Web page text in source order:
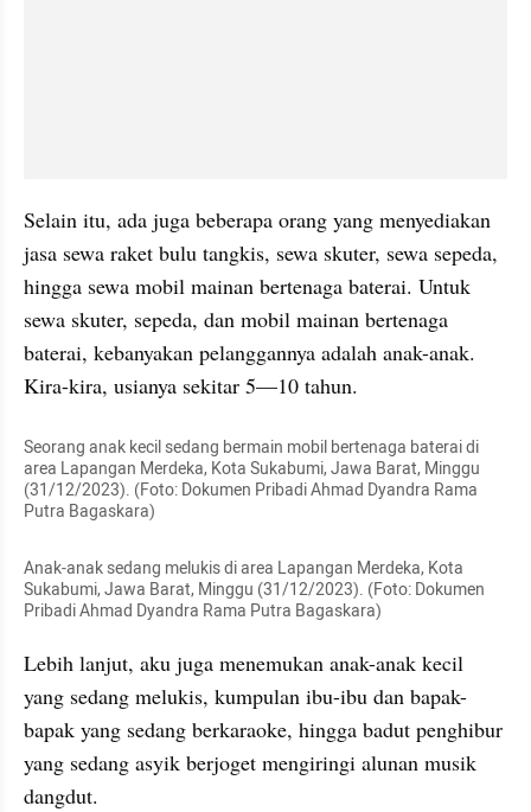
Selain itu, ada juga beberapa orang yang menyediakan
jasa sewa raket bulu tangkis, sewa skuter, sewa sepeda,
hingga sewa mobil mainan bertenaga baterai. Untuk
sewa skuter, sepeda, dan mobil mainan bertenaga
baterai, kebanyakan pelanggannya adalah anak-anak.
Kira-kira, usianya sekitar 5—10 tahun.
Seorang anak kecil sedang bermain mobil bertenaga baterai di
area Lapangan Merdeka, Kota Sukabumi, Jawa Barat, Minggu
(31/12/2023). (Foto: Dokumen Pribadi Ahmad Dyandra Rama
Putra Bagaskara)
Anak-anak sedang melukis di area Lapangan Merdeka, Kota
Sukabumi, Jawa Barat, Minggu (31/12/2023). (Foto: Dokumen
Pribadi Ahmad Dyandra Rama Putra Bagaskara)
Lebih lanjut, aku juga menemukan anak-anak kecil
yang sedang melukis, kumpulan ibu-ibu dan bapak-
bapak yang sedang berkaraoke, hingga badut penghibur
yang sedang asyik berjoget mengiringi alunan musik
dangdut.